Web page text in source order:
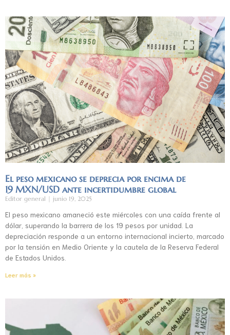
El peso mexicano se deprecia por encima de
19 MXN/USD ante incertidumbre global
Editor general junio 19, 2025
El peso mexicano amaneció este miércoles con una caída frente al
dólar, superando la barrera de los 19 pesos por unidad. La
depreciación responde a un entorno internacional incierto, marcado
por la tensión en Medio Oriente y la cautela de la Reserva Federal
de Estados Unidos.
Leer más »